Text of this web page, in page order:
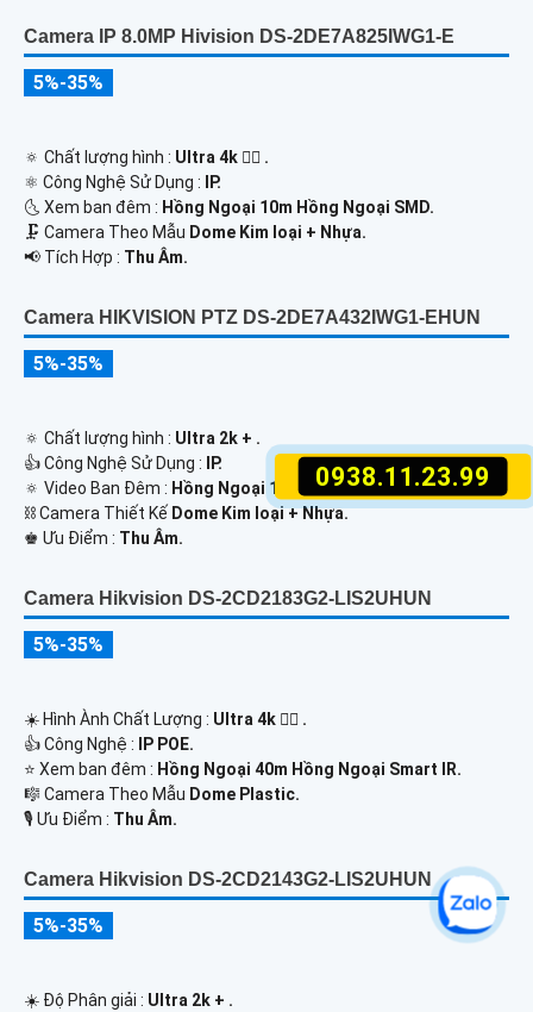
0938.11.23.99
Camera IP 8.0MP Hivision DS-2DE7A825IWG1-E
5%-35%
🔅 Chất lượng hình : Ultra 4k 👍🏾 .
⚛️ Công Nghệ Sử Dụng :
IP.
🌜 Xem ban đêm : Hồng Ngoại 10m Hồng Ngoại SMD.
🗜️ Camera Theo Mẫu Dome Kim loại + Nhựa.
️📢 Tích Hợp : Thu Âm.
Camera HIKVISION PTZ DS-2DE7A432IWG1-EHUN
5%-35%
🔅 Chất lượng hình : Ultra 2k + .
👍 Công Nghệ Sử Dụng :
IP.
🔅 Video Ban Đêm : Hồng Ngoại 10m Hồng Ngoại SMD.
⛓ Camera Thiết Kế Dome Kim loại + Nhựa.
️♚ Ưu Điểm : Thu Âm.
Camera Hikvision DS-2CD2183G2-LIS2UHUN
5%-35%
☀️ Hình Ành Chất Lượng : Ultra 4k 👍🏾 .
👍 Công Nghệ :
IP POE.
⭐ Xem ban đêm : Hồng Ngoại 40m Hồng Ngoại Smart IR.
🎼️ Camera Theo Mẫu Dome Plastic.
️🎙 Ưu Điểm : Thu Âm.
Camera Hikvision DS-2CD2143G2-LIS2UHUN
5%-35%
☀️ Độ Phân giải : Ultra 2k + .